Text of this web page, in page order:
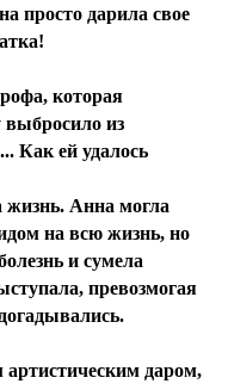
просто дарила свое
которая
выбросило из
Как ей удалось
Анна могла
на всю жизнь, но
и сумела
превозмогая
даром,